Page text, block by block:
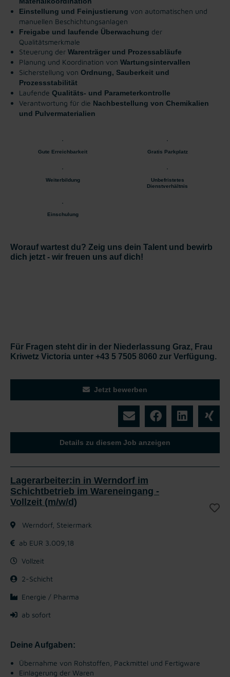
Einstellung und Feinjustierung von automatischen und
manuellen Beschichtungsanlagen
Freigabe und laufende Überwachung der
Qualitätsmerkmale
Steuerung der Warenträger und Prozessabläufe
Planung und Koordination von Wartungsintervallen
Sicherstellung von Ordnung, Sauberkeit und
Prozessstabilität
Laufende Qualitäts- und Parameterkontrolle
Verantwortung für die Nachbestellung von Chemikalien
und Pulvermaterialien
Gute Erreichbarkeit Gratis Parkplatz
Weiterbildung
Unbefristetes
Dienstverhältnis
Einschulung
Worauf wartest du? Zeig uns dein Talent und bewirb
dich jetzt - wir freuen uns auf dich!
Für Fragen steht dir in der Niederlassung Graz, Frau
Kriwetz Victoria unter +43 5 7505 8060 zur Verfügung.
Jetzt bewerben
Details zu diesem Job anzeigen
Lagerarbeiter:in in Werndorf im
Schichtbetrieb im Wareneingang -
Vollzeit (m/w/d)
Werndorf, Steiermark
ab EUR 3.009,18
Vollzeit
2-Schicht
Energie / Pharma
ab sofort
Deine Aufgaben:
Übernahme von Rohstoffen, Packmittel und Fertigware
Einlagerung der Waren